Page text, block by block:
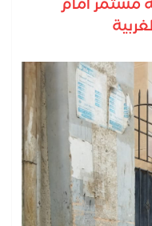
مستمر أمام